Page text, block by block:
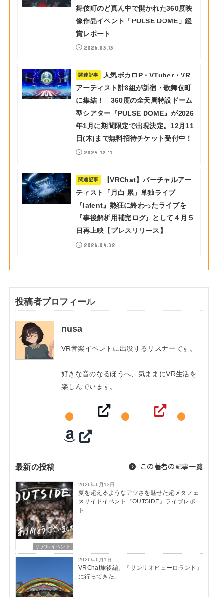
舞伎町のど真ん中で開かれた360度映
像作品イベント「PULSE DOME」鑑
賞レポート
2026.03.13
関連記事
人気ボカロP・VTuber・VR
アーティスト計8組が新宿・歌舞伎町
に集結！ 360度の全天周特設ドーム
型シアター『PULSE DOME』が2026
年1月に期間限定で出現決定。12月11
日(木)まで無料招待チケット受付中！
2025.12.11
関連記事
【VRChat】バーチャルアー
ティスト「月白 累」単独ライブ
『latent』熱狂に終わったライブを
『事後解析用補完ログ』として４月５
日再上映【プレスリリース】
2026.04.02
投稿者プロフィール
nusa
VR音楽イベントに出没するリスナーです。
好きな音のなるほうへ、気ままにVR生活を
楽しんでいます。
最新の投稿 この著者の記事一覧
リアルイベント
2026年6月18日
夏を超えるようなアツさを魅せた超メタフェ
スサイドイベント『OUTSIDE』ライブレポー
ト
2026年6月1日
VRChat旅後編。『サンリオピューロランド』
に行ってきた。